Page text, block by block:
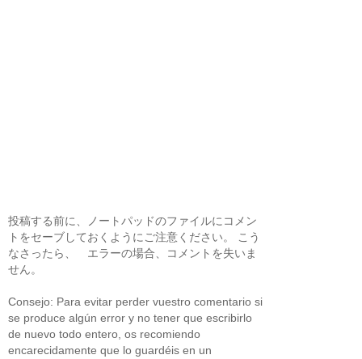
投稿する前に、ノートパッドのファイルにコメン
トをセーブしておくようにご注意ください。 こう
なさったら、 エラーの場合、コメントを失いま
せん。
Consejo: Para evitar perder vuestro comentario si
se produce algún error y no tener que escribirlo
de nuevo todo entero, os recomiendo
encarecidamente que lo guardéis en un